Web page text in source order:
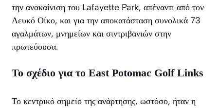
την ανακαίνιση του Lafayette Park, απέναντι από τον
Λευκό Οίκο, και για την αποκατάσταση συνολικά 73
αγαλμάτων, μνημείων και σιντριβανιών στην
πρωτεύουσα.
Το σχέδιο για το East Potomac Golf Links
Το κεντρικό σημείο της ανάρτησης, ωστόσο, ήταν η